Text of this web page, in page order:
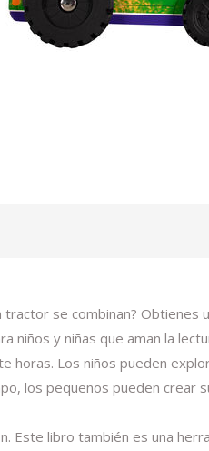
tractor se combinan?
niños y niñas que aman la
horas. Los niños pueden
los pequeños pueden crear
Este libro también es una